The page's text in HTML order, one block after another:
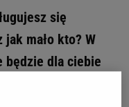
się
jak mało kto? W
będzie dla ciebie
przysłów. Dokończ